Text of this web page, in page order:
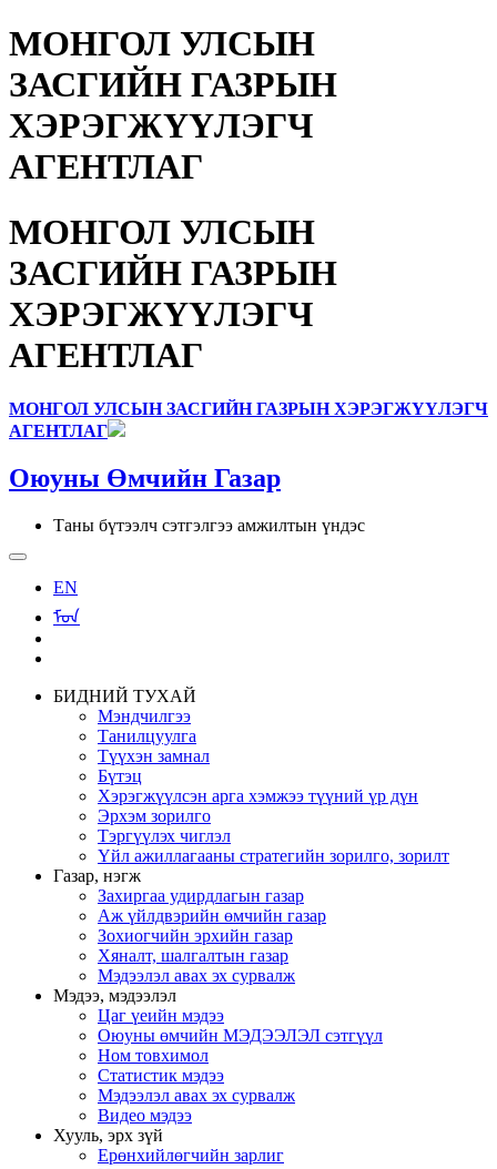
МОНГОЛ УЛСЫН
ЗАСГИЙН ГАЗРЫН
ХЭРЭГЖҮҮЛЭГЧ
АГЕНТЛАГ
МОНГОЛ УЛСЫН
ЗАСГИЙН ГАЗРЫН
ХЭРЭГЖҮҮЛЭГЧ
АГЕНТЛАГ
МОНГОЛ УЛСЫН ЗАСГИЙН ГАЗРЫН ХЭРЭГЖҮҮЛЭГЧ
АГЕНТЛАГ
Оюуны Өмчийн Газар
Таны бүтээлч сэтгэлгээ амжилтын үндэс
EN
ᠮᠣᠨ
БИДНИЙ ТУХАЙ
Мэндчилгээ
Танилцуулга
Түүхэн замнал
Бүтэц
Хэрэгжүүлсэн арга хэмжээ түүний үр дүн
Эрхэм зорилго
Тэргүүлэх чиглэл
Үйл ажиллагааны стратегийн зорилго, зорилт
Газар, нэгж
Захиргаа удирдлагын газар
Аж үйлдвэрийн өмчийн газар
Зохиогчийн эрхийн газар
Хяналт, шалгалтын газар
Мэдээлэл авах эх сурвалж
Мэдээ, мэдээлэл
Цаг үеийн мэдээ
Оюуны өмчийн МЭДЭЭЛЭЛ сэтгүүл
Ном товхимол
Статистик мэдээ
Мэдээлэл авах эх сурвалж
Видео мэдээ
Хууль, эрх зүй
Ерөнхийлөгчийн зарлиг